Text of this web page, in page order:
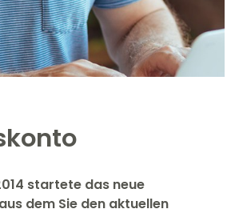
startete das neue
dem Sie den aktuellen